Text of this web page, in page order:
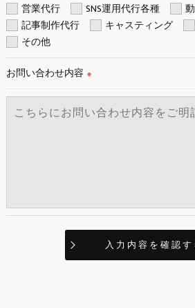
当社では、お客様の個人情報の開示･訂
続を定めさせて頂いております。
ご本人である事を確認のうえ、対応させ
個人情報の開示･訂正･削除・利用停止の
しては、お電話でお問合せ下さい。
営業代行 SNS運用代行各種
記事制作代行
キャスティング
その他
お問い合わせ内容 ※